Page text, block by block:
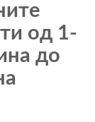
од 1-
до